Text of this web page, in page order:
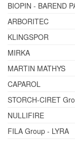
BIOPIN - BAREND
ARBORITEC
KLINGSPOR
MIRKA
MARTIN MATHYS
CAPAROL
STORCH-CIRET
NULLIFIRE
FILA Group - LYRA